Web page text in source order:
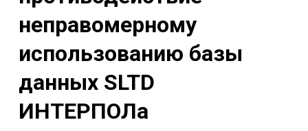
базы
данных
SLTD
неправомерному
использованию базы
данных SLTD
ИНТЕРПОЛа